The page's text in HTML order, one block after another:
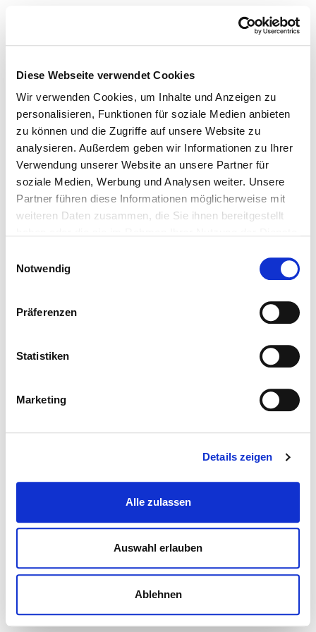
Diese Webseite verwendet Cookies
Wir verwenden Cookies, um Inhalte und Anzeigen zu
personalisieren, Funktionen für soziale Medien anbieten
zu können und die Zugriffe auf unsere Website zu
analysieren. Außerdem geben wir Informationen zu Ihrer
Verwendung unserer Website an unsere Partner für
soziale Medien, Werbung und Analysen weiter. Unsere
Partner führen diese Informationen möglicherweise mit
weiteren Daten zusammen, die Sie ihnen bereitgestellt
Notwendig
Präferenzen
Statistiken
Marketing
Details zeigen
Alle zulassen
Auswahl erlauben
Ablehnen